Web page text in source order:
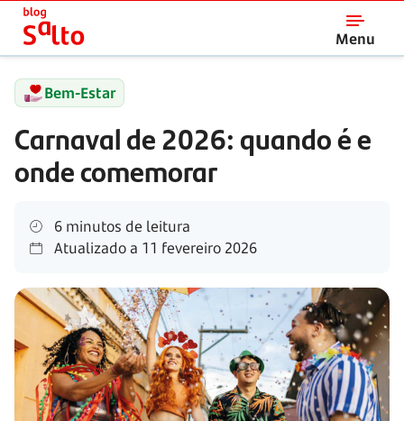
Menu
Salto
Bem-Estar
Carnaval de 2026: quando é e
onde comemorar
6 minutos de leitura
Atualizado a 11 fevereiro 2026